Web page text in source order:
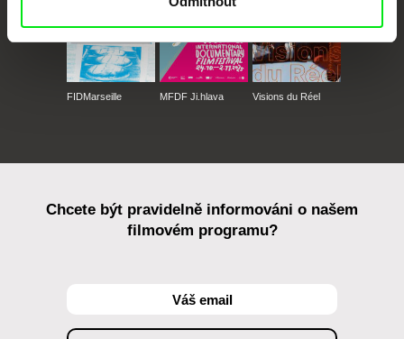
FIDMarseille MFDF Ji.hlava Visions du Réel
Chcete být pravidelně informováni o našem
filmovém programu?